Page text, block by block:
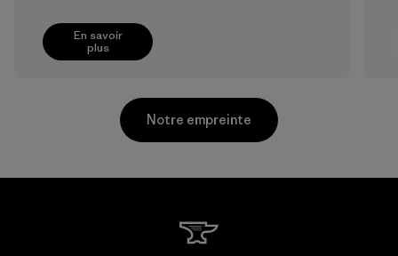
En savoir
plus
Notre empreinte